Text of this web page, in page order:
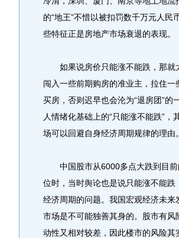
的“地王”不惜以被扣罚数千万元人
些特征正是房地产市场衰退的表现。
如果说房价只能涨不能跌，那就
闯入一些前期购房的准业主，拉住
买房，否则迟早也会沦为“退房团”
人情绪化基础上的“只能涨不能跌”
场可以回避自身经济周期规律的理由。
中国股市从6000多点大跌到目前
位时，当时舆论也是说只能涨不能
经济周期的问题。我国宏观经济未
市场是不可能独善其身的。股市有
动性又相对较差，因此楼市的风险